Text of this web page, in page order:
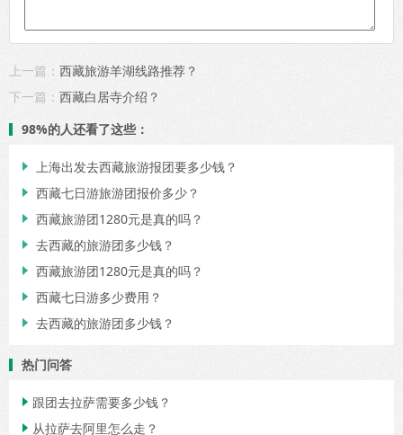
上一篇： 西藏旅游羊湖线路推荐？
下一篇： 西藏白居寺介绍？
98%的人还看了这些：
 上海出发去西藏旅游报团要多少钱？
 西藏七日游旅游团报价多少？
 西藏旅游团1280元是真的吗？
 去西藏的旅游团多少钱？
 西藏旅游团1280元是真的吗？
 西藏七日游多少费用？
 去西藏的旅游团多少钱？
热门问答
 跟团去拉萨需要多少钱？
 从拉萨去阿里怎么走？